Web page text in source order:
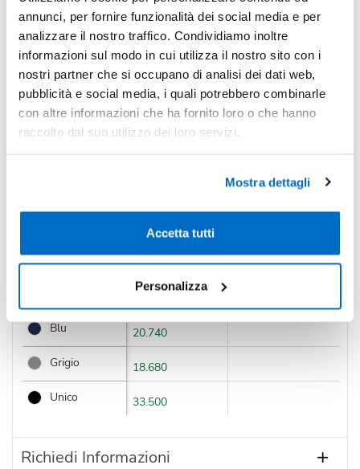
annunci, per fornire funzionalità dei social media e per
analizzare il nostro traffico. Condividiamo inoltre
informazioni sul modo in cui utilizza il nostro sito con i
nostri partner che si occupano di analisi dei dati web,
pubblicità e social media, i quali potrebbero combinarle
con altre informazioni che ha fornito loro o che hanno
raccolto dal suo utilizzo dei loro servizi.
Mostra dettagli
Accetta tutti
Personalizza
*Prezzi prodotto per quantità merce neutra e prezzi IVA
Non trovi la quantità in tabella?Calcola il preventivo
Quantità consigliata
1000pz.Prezzo unitario:€ 0,29IVA incl. Totale:€ 285,85
IVA incl.
Blu
20.740
Grigio
18.680
Unico
33.500
Richiedi Informazioni